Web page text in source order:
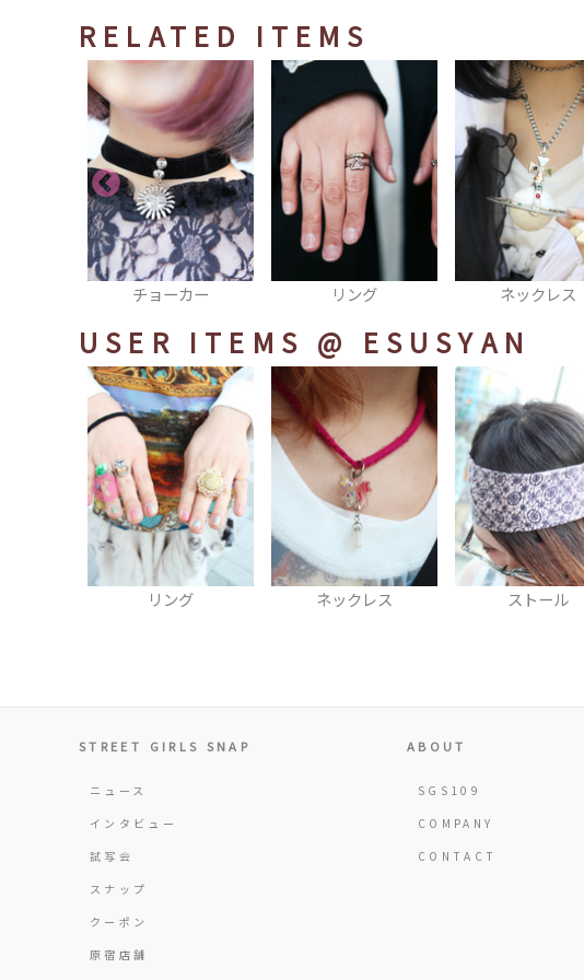
RELATED ITEMS
リング ネックレス ネックレス
USER ITEMS @ ESUSYAN
ネックレス ストール リュック
STREET GIRLS SNAP
ニュース
インタビュー
試写会
スナップ
クーポン
原宿店舗
ABOUT
SGS109
COMPANY
CONTACT